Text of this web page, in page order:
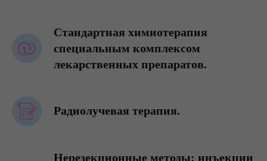
Стандартная химиотерапия
специальным комплексом
лекарственных препаратов.
Радиолучевая терапия.
Нерезекционные методы: инъекции